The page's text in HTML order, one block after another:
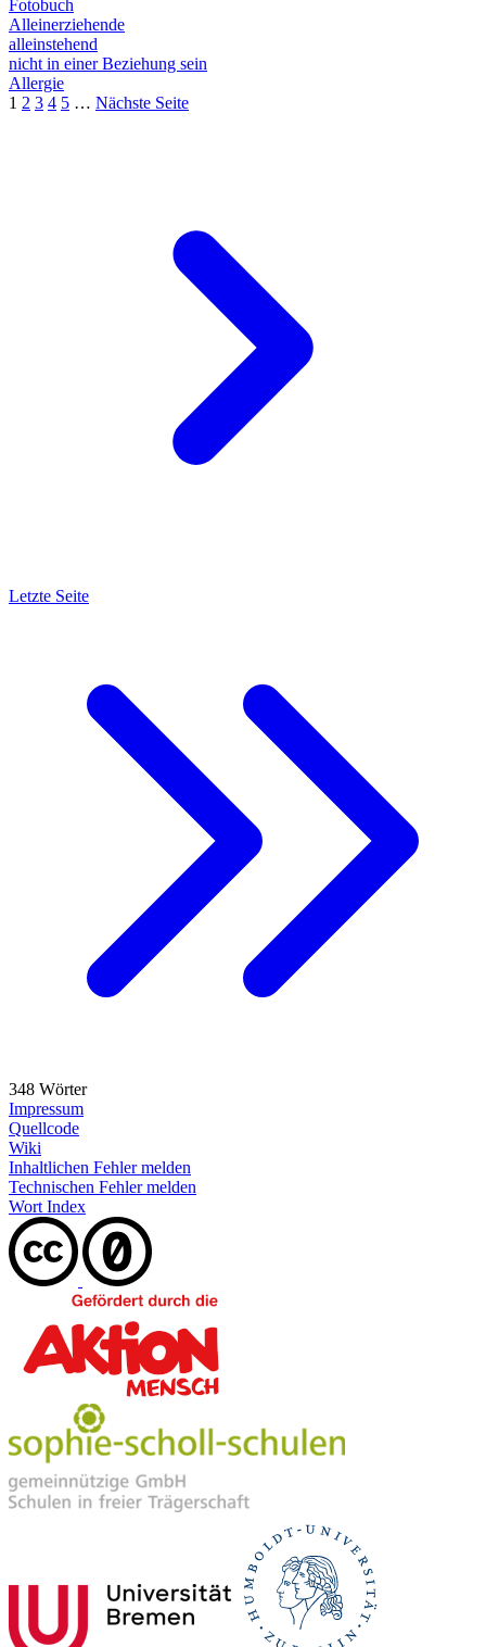
Fotobuch
Alleinerziehende
alleinstehend
nicht in einer Beziehung sein
Allergie
1 2 3 4 5 … Nächste Seite
Letzte Seite
348 Wörter
Impressum
Quellcode
Wiki
Inhaltlichen Fehler melden
Technischen Fehler melden
Wort Index